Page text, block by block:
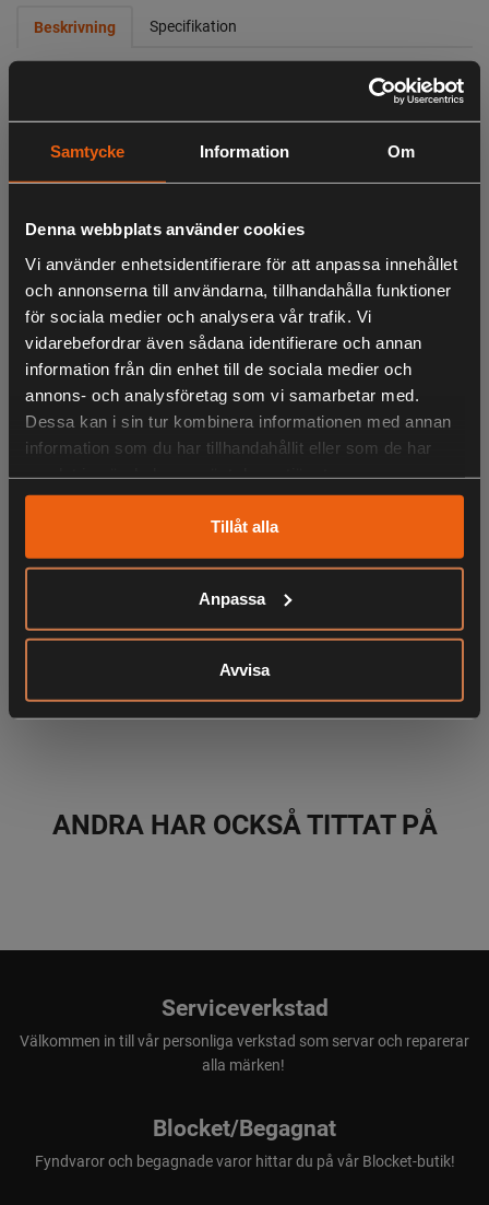
Samtycke Information Om
Denna webbplats använder cookies
Vi använder enhetsidentifierare för att anpassa innehållet
och annonserna till användarna, tillhandahålla funktioner
för sociala medier och analysera vår trafik. Vi
vidarebefordrar även sådana identifierare och annan
information från din enhet till de sociala medier och
annons- och analysföretag som vi samarbetar med.
Dessa kan i sin tur kombinera informationen med annan
information som du har tillhandahållit eller som de har
Tillåt alla
Anpassa
Avvisa
Beskrivning Specifikation
- Idealisk för små och medelstora uppgifter som
materialborttagning
små ytor
- Triangelformad slipyta för slipning nära kanter och i
trånga hörn
LIKNANDE PRODUKTER
KÖPS OFTA TILLSAMMANS
ANDRA HAR OCKSÅ TITTAT PÅ
Serviceverkstad
Välkommen in till vår personliga verkstad som servar och reparerar
alla märken!
Blocket/Begagnat
Fyndvaror och begagnade varor hittar du på vår Blocket-butik!